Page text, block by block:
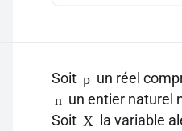
Soit p un réel
n un entier naturel
Soit X la variable